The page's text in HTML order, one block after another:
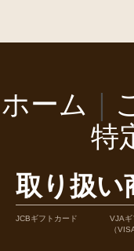
ホーム
特
取り扱い
JCBギフトカード
VJAギ
（